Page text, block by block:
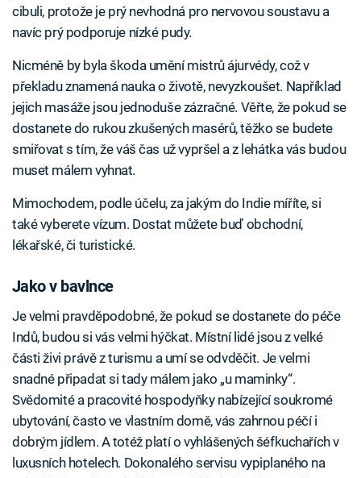
cibuli, protože je prý nevhodná pro nervovou soustavu a
navíc prý podporuje nízké pudy.
Nicméně by byla škoda umění mistrů ájurvédy, což v
překladu znamená nauka o životě, nevyzkoušet. Například
jejich masáže jsou jednoduše zázračné. Věřte, že pokud se
dostanete do rukou zkušených masérů, těžko se budete
smiřovat s tím, že váš čas už vypršel a z lehátka vás budou
muset málem vyhnat.
Mimochodem, podle účelu, za jakým do Indie míříte, si
také vyberete vízum. Dostat můžete buď obchodní,
lékařské, či turistické.
Jako v bavlnce
Je velmi pravděpodobné, že pokud se dostanete do péče
Indů, budou si vás velmi hýčkat. Místní lidé jsou z velké
části živi právě z turismu a umí se odvděčit. Je velmi
snadné připadat si tady málem jako „u maminky“.
Svědomité a pracovité hospodyňky nabízející soukromé
ubytování, často ve vlastním domě, vás zahrnou péčí i
dobrým jídlem. A totéž platí o vyhlášených šéfkuchařích v
luxusních hotelech. Dokonalého servisu vypiplaného na